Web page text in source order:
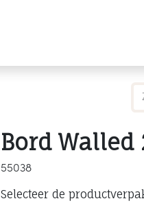
Bord
55038
Selecteer de